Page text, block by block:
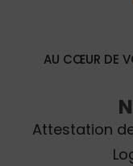
AU CŒUR DE
Attestation